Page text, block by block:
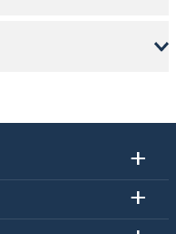
suave y una
+
+